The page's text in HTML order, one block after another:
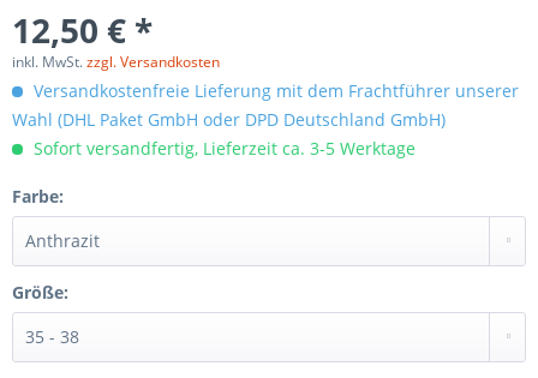
12,50 € *
inkl. MwSt.zzgl. Versandkosten
Versandkostenfreie Lieferung mit dem Frachtführer unserer
Wahl (DHL Paket GmbH oder DPD Deutschland GmbH)
Sofort versandfertig, Lieferzeit ca. 3-5 Werktage
Farbe:
Größe: